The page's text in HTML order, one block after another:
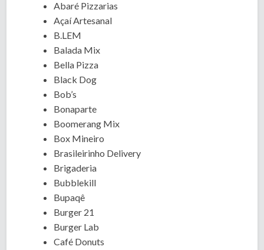
Abaré Pizzarias
Açaí Artesanal
B.LEM
Balada Mix
Bella Pizza
Black Dog
Bob’s
Bonaparte
Boomerang Mix
Box Mineiro
Brasileirinho Delivery
Brigaderia
Bubblekill
Bupaqê
Burger 21
Burger Lab
Café Donuts